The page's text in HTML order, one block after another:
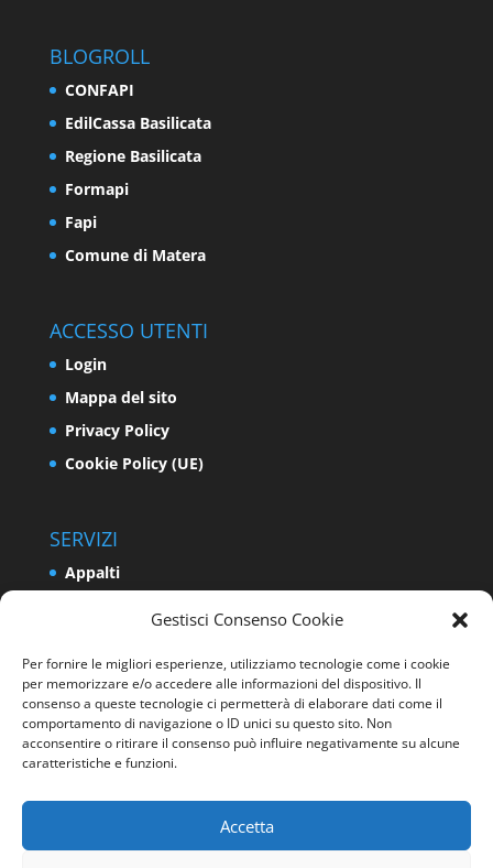
Gestisci Consenso Cookie
Per fornire le migliori esperienze, utilizziamo tecnologie come i cookie
per memorizzare e/o accedere alle informazioni del dispositivo. Il
consenso a queste tecnologie ci permetterà di elaborare dati come il
comportamento di navigazione o ID unici su questo sito. Non
acconsentire o ritirare il consenso può influire negativamente su alcune
caratteristiche e funzioni.
Accetta
BLOGROLL
CONFAPI
EdilCassa Basilicata
Regione Basilicata
Formapi
Fapi
Comune di Matera
ACCESSO UTENTI
Login
Mappa del sito
Privacy Policy
Cookie Policy (UE)
SERVIZI
Appalti
Impresa
Programmazione e Sviluppo del Territorio
Energia e Ambiente
Sicurezza sui luoghi di lavoro